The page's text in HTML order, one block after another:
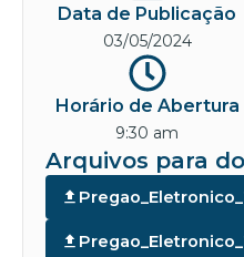
Data de Publicação
03/05/2024
Horário de Abertura
9:30 am
Arquivos para